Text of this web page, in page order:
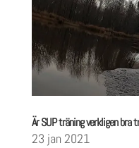
Är SUP träning verkligen bra
23 jan 2021